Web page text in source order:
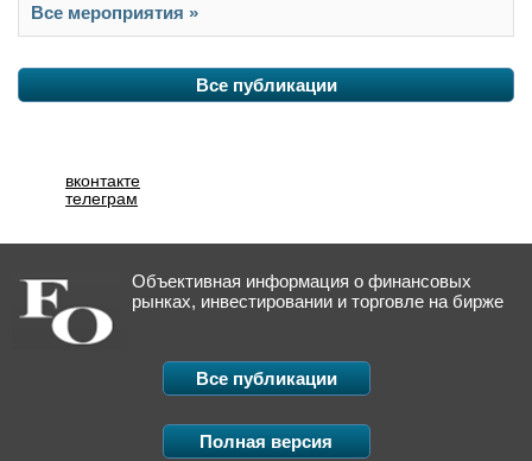
Все мероприятия »
Все публикации
вконтакте
телеграм
Объективная информация о финансовых
рынках, инвестировании и торговле на бирже
Все публикации
Полная версия